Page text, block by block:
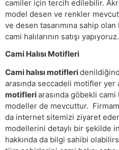
camiler için tercih edilebilir.
model desen ve renkler
ve desen tasarımına sahip
cami halılarının satışı yapıyoruz.
Cami Halısı Motifleri
Cami halısı motifleri
arasında seccadeli motifler yer
motifleriarasında göbekli cami
modeller de mevcuttur.
da internet sitemizi ziyaret
modellerini detaylı bir şekilde
hakkında da bilgi sahibi